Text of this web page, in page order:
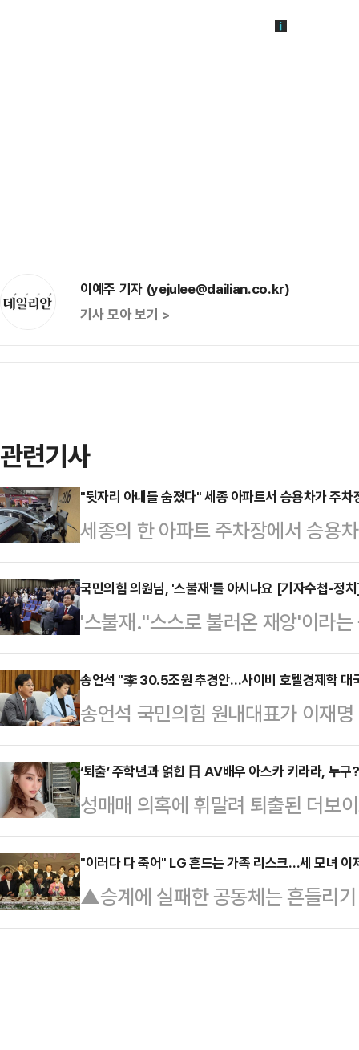
이예주 기자 (yejulee@dailian.co.kr)
기사 모아 보기 >
관련기사
"뒷자리 아내들 숨졌다" 세종 아파트서 승용차가 주차
세종의 한 아파트 주차장에서 승용
부상을 입었다.세종소방본부에 따
동 한 아파트 지하 주차장에서 차량
는 부부 2쌍이 탑승해 있었다.아파
대는 차량 앞좌석에서 중상을 입은
의 70대·60대 여성 2명을 발견하
앉아 있던 여성 2명은 결국 숨졌다.
하고 있다…
국민의힘 의원님, '스불재'를 아시나요 [기자수첩-정
'스불재.''스스로 불러온 재앙'이라
도, 외부 요인으로 닥친 재난도 아
에 따른 행동이 결국 자신에게 되돌
모든 상황을 설명하곤 한다. 그리고
들어맞는 단어는 없을 것이다.불과
고 있던 위태위태한 야당 지도자 이
치, 나아가 역대 최대 득표 수의 대
어 …
송언석 "李 30.5조원 추경안…사이비 호텔경제학 대
송언석 국민의힘 원내대표가 이재
(추경)안과 함께 국민 1인당 15만
폰'을 지급하기로 한 데 대해 "사이
판했다. 송언석 원내대표는 20일
회의에서 "경기 진작과 자영업자 취
는 일부 동의할수 있다"며 "(다만)
추경안은 민생경제 회복에 도움이
다"며 이 같이 말했…
‘퇴출’ 주학년과 얽힌 日 AV배우 아스카 키라라, 누구?
성매매 의혹에 휘말려 퇴출된 더보
비디오물) 배우 아스카 키라라에
카 키라라는 2007년 12월 AV 업
다. 2009년에는 ‘스카파 성인방송
그해 9월 HMP Prestige 기획사로
"이러다 다 죽어" LG 흔드는 가족 리스크…세 모녀 이
▲승계에 실패한 공동체는 흔들리
아들 르호보암이 왕위에 오르자 열